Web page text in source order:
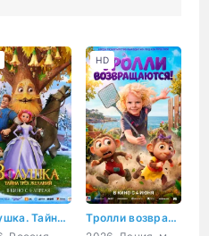
Золушка. Тайна трёх желаний
Тролли возвращаются!
HD